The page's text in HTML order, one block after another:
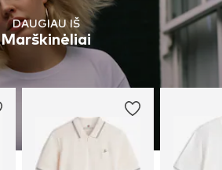
DAUGIAU IŠ
Marškinėliai